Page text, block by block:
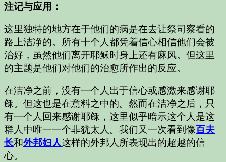
注记与应用：
这里独特的地方在于他们的病是在去让祭司察看的
路上洁净的。所有十个人都凭着信心相信他们会被
治好，虽然他们离开耶稣时身上还有麻风。但这里
的主题是他们对他们的治愈所作出的反应。
在洁净之前，没有一个人出于信心或感激来感谢耶
稣。但这也是在意料之中的。然而在洁净之后，只
有一个人回来感谢耶稣，这里似乎暗示这个人是这
群人中唯一一个非犹太人。我们又一次看到像百夫
长和外邦妇人这样的外邦人所表现出的超越的信
心。